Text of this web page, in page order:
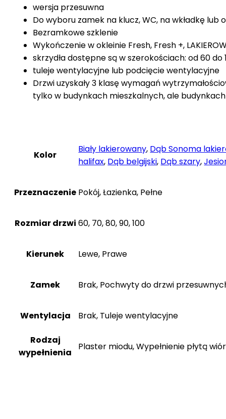
wersja przesuwna
Do wyboru zamek na klucz, WC, na wkładkę lub
Bezramkowe szklenie
Wykończenie w okleinie Fresh, Fresh +,
skrzydła dostępne są w szerokościach: od 60 do
tuleje wentylacyjne lub podcięcie wentylacyjne
Drzwi uzyskały 3 klasę wymagań
tylko w budynkach mieszkalnych, ale
Kolor
Biały lakierowany, Dąb Sonoma
halifax, Dąb belgijski, Dąb szary,
Przeznaczenie Pokój, Łazienka, Pełne
Rozmiar drzwi 60, 70, 80, 90, 100
Kierunek Lewe, Prawe
Zamek Brak, Pochwyty do drzwi
Wentylacja Brak, Tuleje wentylacyjne
Rodzaj
wypełnienia
Plaster miodu, Wypełnienie płytą